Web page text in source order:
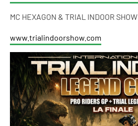
MC HEXAGON & TRIAL INDOOR SHOW
www.trialindoorshow.com